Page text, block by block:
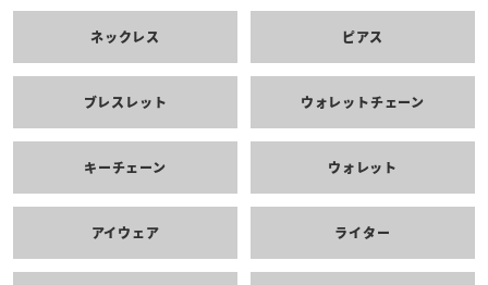
ネックレス ピアス
ブレスレット ウォレットチェーン
キーチェーン ウォレット
アイウェア ライター